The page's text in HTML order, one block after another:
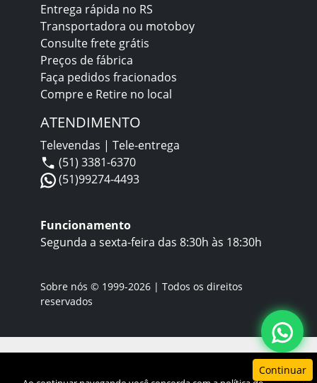
Entrega rápida no RS
Transportadora ou motoboy
Consulte frete grátis
Preços de fábrica
Faça pedidos fracionados
Compre e Retire no local
ATENDIMENTO
Televendas | Tele-entrega
(51) 3381-6370
(51)99274-4493
Funcionamento
Segunda a sexta-feira das 8:30h às 18:30h
Sobre nós © 1999-2026 | Todos os direitos
reservados
Continuar